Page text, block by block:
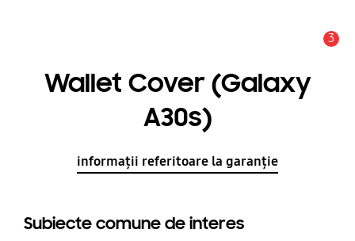
3
Wallet Cover (Galaxy
A30s)
informații referitoare la garanție
Subiecte comune de interes